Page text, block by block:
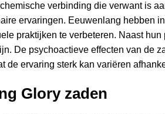
verbinding die verwant is
ervaringen. Eeuwenlang hebben
praktijken te verbeteren. Naast
De psychoactieve effecten van de
de ervaring sterk kan variëren
Glory zaden